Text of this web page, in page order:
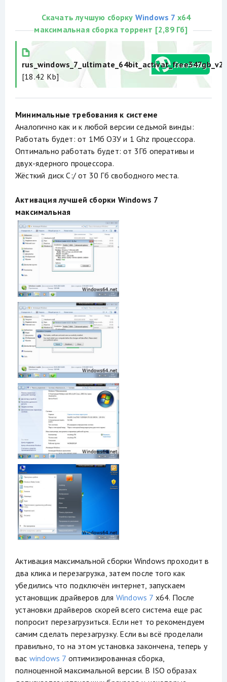
Скачать лучшую сборку Windows 7 x64
максимальная сборка торрент [2,89 Гб]
[18.42 Kb]
Минимальные требования к системе
Аналогично как и к любой версии седьмой винды:
Работать будет: от 1Мб ОЗУ и 1 Ghz процессора.
Оптимально работать будет: от 3Гб оперативы и
двух-ядерного процессора.
Жёсткий диск C:/ от 30 Гб свободного места.
Активация лучшей сборки Windows 7
максимальная
Активация максимальной сборки Windows проходит в
два клика и перезагрузка, затем после того как
убедились что подключён интернет, запускаем
установщик драйверов для Windows 7 x64. После
установки драйверов скорей всего система еще рас
попросит перезагрузиться. Если нет то рекомендуем
самим сделать перезагрузку. Если вы всё проделали
правильно, то на этом установка закончена, теперь у
вас windows 7 оптимизированная сборка,
полноценной максимальной версии. В ISO образах